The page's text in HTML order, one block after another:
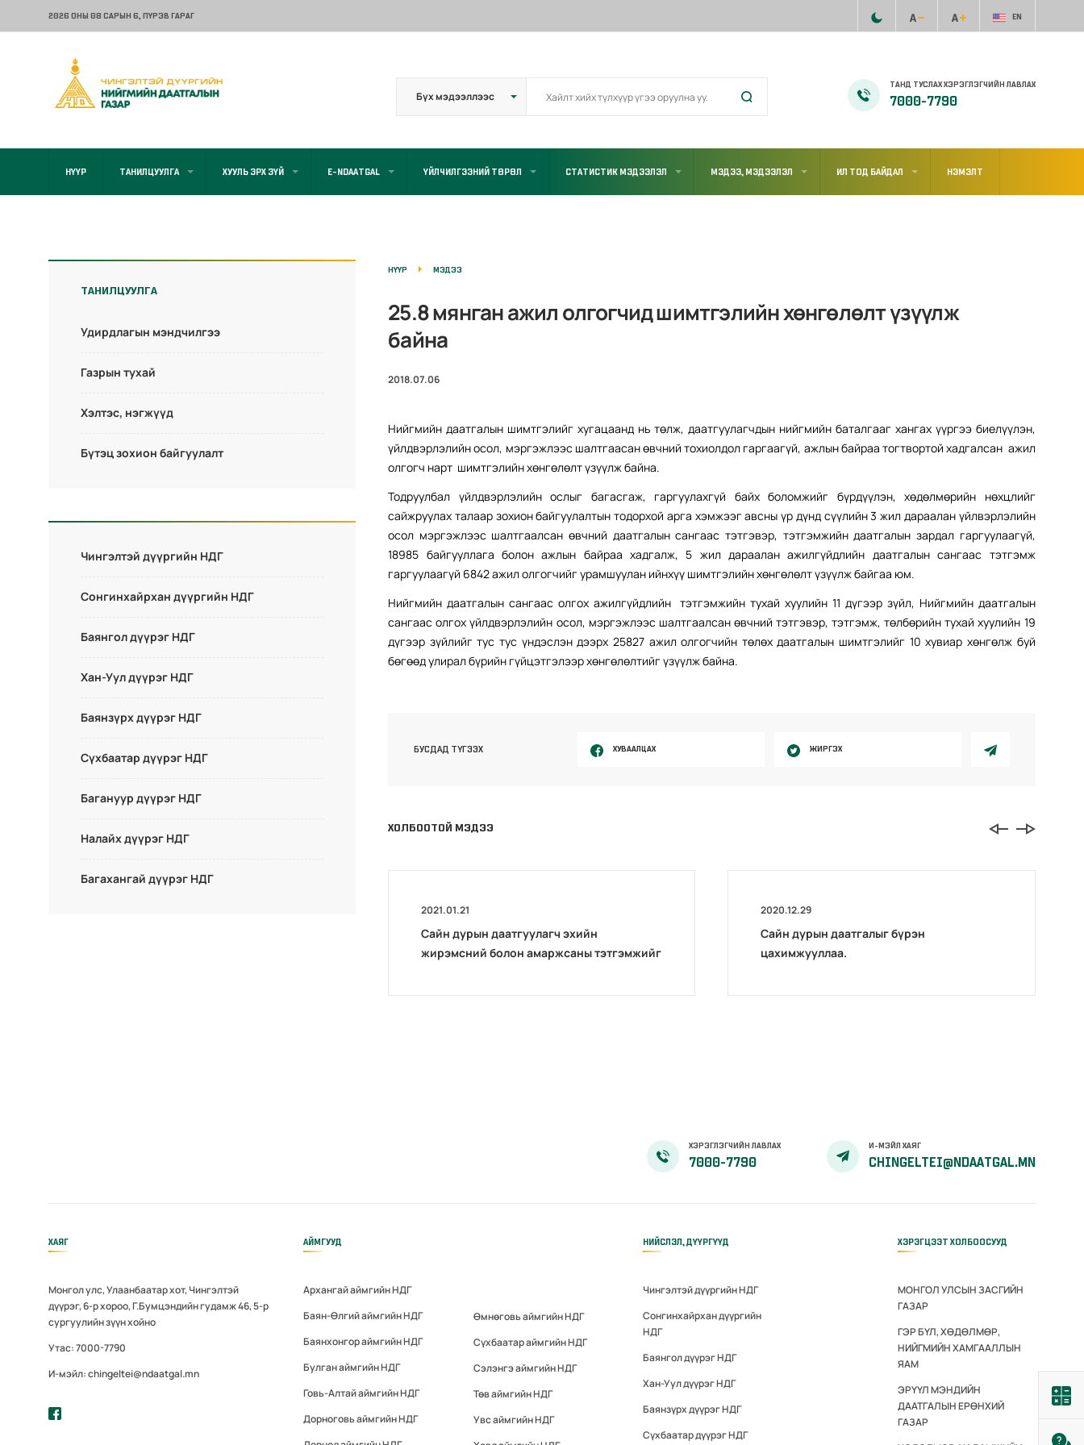
2026 ОНЫ 08 САРЫН 6, ПҮРЭВ ГАРАГ EN
ТАНД ТУСЛАХ ХЭРЭГЛЭГЧИЙН ЛАВЛАХ
7000-7790
НҮҮР ТАНИЛЦУУЛГА ХУУЛЬ ЭРХ ЗҮЙ E-NDAATGAL ҮЙЛЧИЛГЭЭНИЙ ТӨРӨЛ СТАТИСТИК МЭДЭЭЛЭЛ МЭДЭЭ, МЭДЭЭЛЭЛ ИЛ ТОД БАЙДАЛ НЭМЭЛТ
ТАНИЛЦУУЛГА
Удирдлагын мэндчилгээ
Газрын тухай
Хэлтэс, нэгжүүд
Бүтэц зохион байгуулалт
Чингэлтэй дүүргийн НДГ
Сонгинхайрхан дүүргийн НДГ
Баянгол дүүрэг НДГ
Хан-Уул дүүрэг НДГ
Баянзүрх дүүрэг НДГ
Сүхбаатар дүүрэг НДГ
Багануур дүүрэг НДГ
Налайх дүүрэг НДГ
Багахангай дүүрэг НДГ
НҮҮР МЭДЭЭ
25.8 мянган ажил олгогчид шимтгэлийн хөнгөлөлт үзүүлж
байна
2018.07.06
Нийгмийн даатгалын шимтгэлийг хугацаанд нь төлж, даатгуулагчдын нийгмийн баталгааг хангах үүргээ биелүүлэн,
үйлдвэрлэлийн осол, мэргэжлээс шалтгаасан өвчний тохиолдол гаргаагүй, ажлын байраа тогтвортой хадгалсан ажил
олгогч нарт шимтгэлийн хөнгөлөлт үзүүлж байна.
Тодруулбал үйлдвэрлэлийн ослыг багасгаж, гаргуулахгүй байх боломжийг бүрдүүлэн, хөдөлмөрийн нөхцлийг
сайжруулах талаар зохион байгуулалтын тодорхой арга хэмжээг авсны үр дүнд сүүлийн 3 жил дараалан үйлвэрлэлийн
осол мэргэжлээс шалтгаалсан өвчний даатгалын сангаас тэтгэвэр, тэтгэмжийн даатгалын зардал гаргуулаагүй,
18985 байгууллага болон ажлын байраа хадгалж, 5 жил дараалан ажилгүйдлийн даатгалын сангаас тэтгэмж
гаргуулаагүй 6842 ажил олгогчийг урамшуулан ийнхүү шимтгэлийн хөнгөлөлт үзүүлж байгаа юм.
Нийгмийн даатгалын сангаас олгох ажилгүйдлийн тэтгэмжийн тухай хуулийн 11 дүгээр зүйл, Нийгмийн даатгалын
сангаас олгох үйлдвэрлэлийн осол, мэргэжлээс шалтгаалсан өвчний тэтгэвэр, тэтгэмж, төлбөрийн тухай хуулийн 19
дүгээр зүйлийг тус тус үндэслэн дээрх 25827 ажил олгогчийн төлөх даатгалын шимтгэлийг 10 хувиар хөнгөлж буй
бөгөөд улирал бүрийн гүйцэтгэлээр хөнгөлөлтийг үзүүлж байна.
БУСДАД ТҮГЭЭХ ХУВААЛЦАХ ЖИРГЭХ
ХОЛБООТОЙ МЭДЭЭ
2021.01.21
Сайн дурын даатгуулагч эхийн
жирэмсний болон амаржсаны тэтгэмжийг
2020.12.29
Сайн дурын даатгалыг бүрэн
цахимжууллаа.
ХЭРЭГЛЭГЧИЙН ЛАВЛАХ
7000-7790
И-МЭЙЛ ХАЯГ
CHINGELTEI@NDAATGAL.MN
ХАЯГ
Монгол улс, Улаанбаатар хот, Чингэлтэй
дүүрэг, 6-р хороо, Г.Бумцэндийн гудамж 46, 5-р
сургуулийн зүүн хойно
Утас: 7000-7790
И-мэйл: chingeltei@ndaatgal.mn
АЙМГУУД
Архангай аймгийн НДГ
Баян-Өлгий аймгийн НДГ
Баянхонгор аймгийн НДГ
Булган аймгийн НДГ
Говь-Алтай аймгийн НДГ
Дорноговь аймгийн НДГ
Өмнөговь аймгийн НДГ
Сүхбаатар аймгийн НДГ
Сэлэнгэ аймгийн НДГ
Төв аймгийн НДГ
Увс аймгийн НДГ
НИЙСЛЭЛ, ДҮҮРГҮҮД
Чингэлтэй дүүргийн НДГ
Сонгинхайрхан дүүргийн
НДГ
Баянгол дүүрэг НДГ
Хан-Уул дүүрэг НДГ
Баянзүрх дүүрэг НДГ
Сүхбаатар дүүрэг НДГ
ХЭРЭГЦЭЭТ ХОЛБООСУУД
МОНГОЛ УЛСЫН ЗАСГИЙН
ГАЗАР
ГЭР БҮЛ, ХӨДӨЛМӨР,
НИЙГМИЙН ХАМГААЛЛЫН
ЯАМ
ЭРҮҮЛ МЭНДИЙН
ДААТГАЛЫН ЕРӨНХИЙ
ГАЗАР